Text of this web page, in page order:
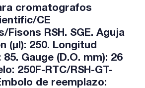
cromatografos
CE
RSH. SGE. Aguja
(µl): 250. Longitud
Gauge (D.O. mm): 26
250F-RTC/RSH-GT-
de reemplazo: